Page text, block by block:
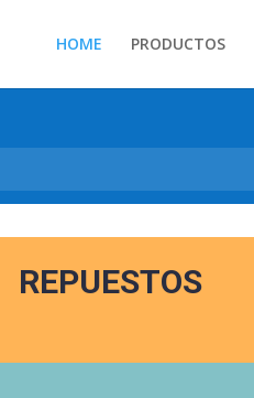
HOME PRODUCTOS
REPUESTOS